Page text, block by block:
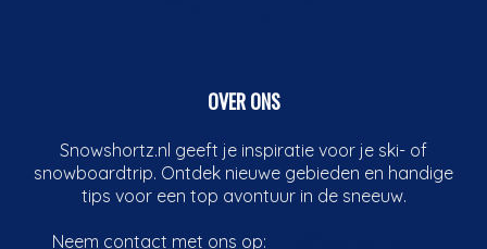
OVER ONS
Snowshortz.nl geeft je inspiratie voor je ski- of
snowboardtrip. Ontdek nieuwe gebieden en handige
tips voor een top avontuur in de sneeuw.
Neem contact met ons op: